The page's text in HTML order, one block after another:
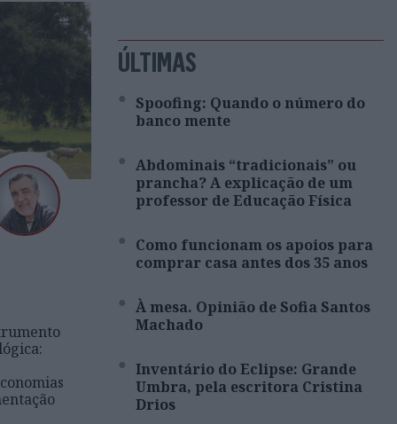
ÚLTIMAS
Spoofing: Quando o número do
banco mente
Abdominais “tradicionais” ou
prancha? A explicação de um
professor de Educação Física
Como funcionam os apoios para
comprar casa antes dos 35 anos
À mesa. Opinião de Sofia Santos
Machado
Inventário do Eclipse: Grande
Umbra, pela escritora Cristina
Drios